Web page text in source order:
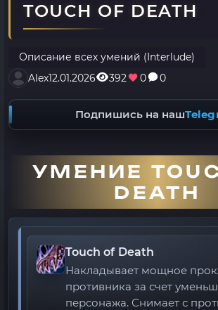
TOUCH OF DEATH
Описание всех умений (Interlude)
Alex12.01.2026 392 0 0
Подпишись на наш
УМЕНИЕ
DEATH
Touch of Death
Накладывает мощное
противника за счет
персонажа. Снимает с